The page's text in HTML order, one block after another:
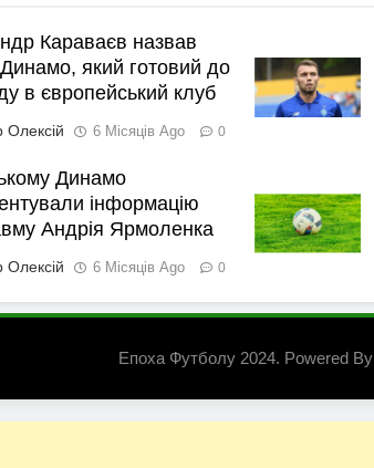
Караваєв назвав
який готовий до
в європейський клуб
Олексій 6 Місяців Ago 0
Динамо
інформацію
Андрія Ярмоленка
Олексій 6 Місяців Ago 0
Епоха Футболу 2024. Powered By